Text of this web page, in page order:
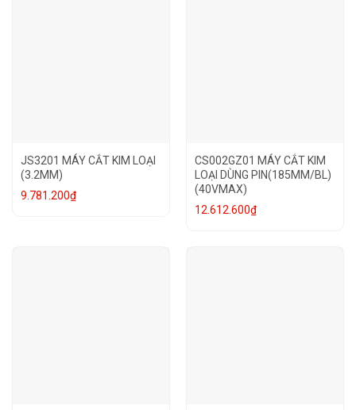
JS3201 MÁY CẮT KIM LOẠI
(3.2MM)
9.781.200₫
CS002GZ01 MÁY CẮT KIM
LOẠI DÙNG PIN(185MM/BL)
(40VMAX)
12.612.600₫